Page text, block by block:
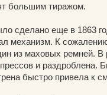
большим тиражом.
сделано еще в 1863
механизм. К
из маховых ремней. В
и раздроблена.
быстро привела к